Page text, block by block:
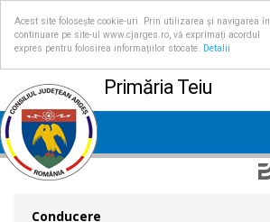
Acest site folosește cookie-uri. Prin utilizarea și navigarea în
continuare pe site-ul www.cjarges.ro, vă exprimați acordul
expres pentru folosirea informațiilor stocate.
Detalii
Primăria Teiu
Conducere